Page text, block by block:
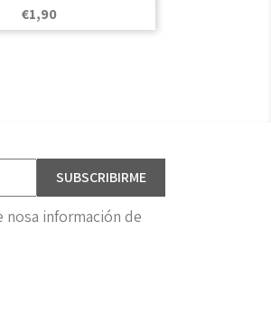
Prezo
€1,90
nosa información de